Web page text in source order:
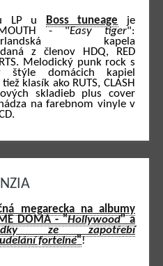
LP u Boss tuneage je
- "Easy tiger":
kapela
z členov HDQ, RED
Melodický punk rock s
domácich kapiel
tiež klasík ako RUTS, CLASH
skladieb plus cover
na farebnom vinyle v
megarecka na albumy
DOMA - "Hollywood" a
ze zapotřebí
fortelné"!